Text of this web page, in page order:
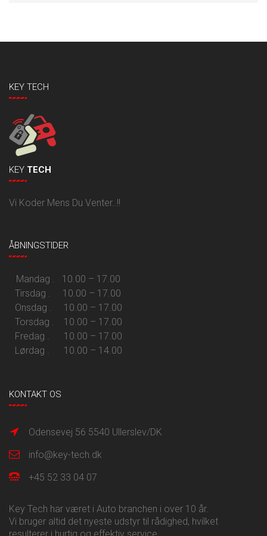
KEY TECH
KEY TECH
Vi Koder Mens Du Venter..!!
ÅBNINGSTIDER
Mandag . 10.00 – 17.00
Tirsdag . 10.00 – 17.00
Onsdag . 10.00 – 17.00
Torsdag . 10.00 – 17.00
Fredag . 10.00 – 17.00
Lørdag . 10.00 – 14.00
KONTAKT OS
Odensevej 56 5540 Ullerslev/DK
info@key-tech.dk
+45 52 33 04 07
Key Tech har været i Auto branchen i over 10 år.
Vi bruger altid det nyeste udstyr til rådighed, hvilket